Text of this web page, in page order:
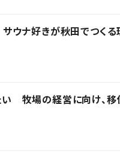
ウナ好きが秋田でつくる
牧場の経営に向け、